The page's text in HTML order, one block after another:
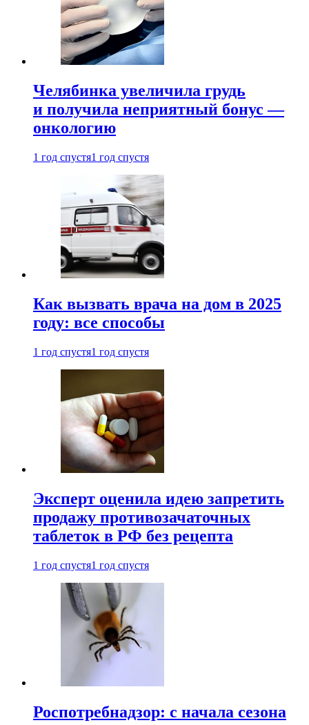
Челябинка увеличила грудь
и получила неприятный бонус —
онкологию
1 год спустя1 год спустя
Как вызвать врача на дом в 2025
году: все способы
1 год спустя1 год спустя
Эксперт оценила идею запретить
продажу противозачаточных
таблеток в РФ без рецепта
1 год спустя1 год спустя
Роспотребнадзор: с начала сезона